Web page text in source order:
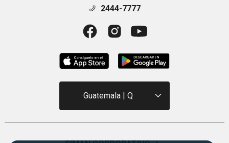
2444-7777
Guatemala | Q